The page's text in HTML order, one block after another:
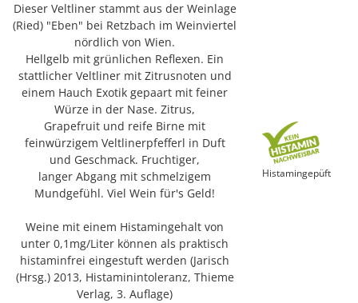
Dieser Veltliner stammt aus der Weinlage
(Ried) "Eben" bei Retzbach im Weinviertel
nördlich von Wien.
Hellgelb mit grünlichen Reflexen. Ein
stattlicher Veltliner mit Zitrusnoten und
einem Hauch Exotik gepaart mit feiner
Würze in der Nase. Zitrus,
Grapefruit und reife Birne mit
feinwürzigem Veltlinerpfefferl in Duft
und Geschmack. Fruchtiger,
langer Abgang mit schmelzigem
Mundgefühl. Viel Wein für's Geld!
Weine mit einem Histamingehalt von
unter 0,1mg/Liter können als praktisch
histaminfrei eingestuft werden (Jarisch
(Hrsg.) 2013, Histaminintoleranz, Thieme
Verlag, 3. Auflage)
Histamingepüft